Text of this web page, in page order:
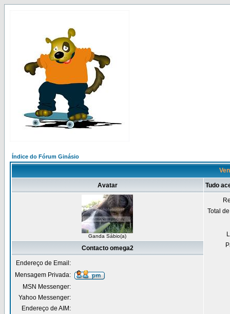
Índice do Fórum Ginásio
Avatar Tudo
Ganda Sábio(a)
Total
Contacto omega2
Endereço de Email:
Mensagem Privada:
MSN Messenger:
Yahoo Messenger:
Endereço de AIM: